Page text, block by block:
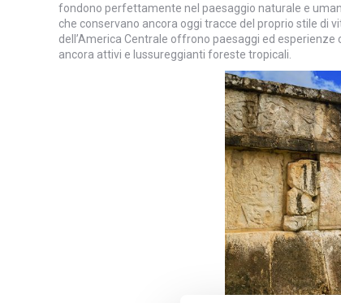
fondono perfettamente nel paesaggio naturale e
che conservano ancora oggi tracce del proprio stile di
dell’America Centrale offrono paesaggi ed
ancora attivi e lussureggianti foreste tropicali.